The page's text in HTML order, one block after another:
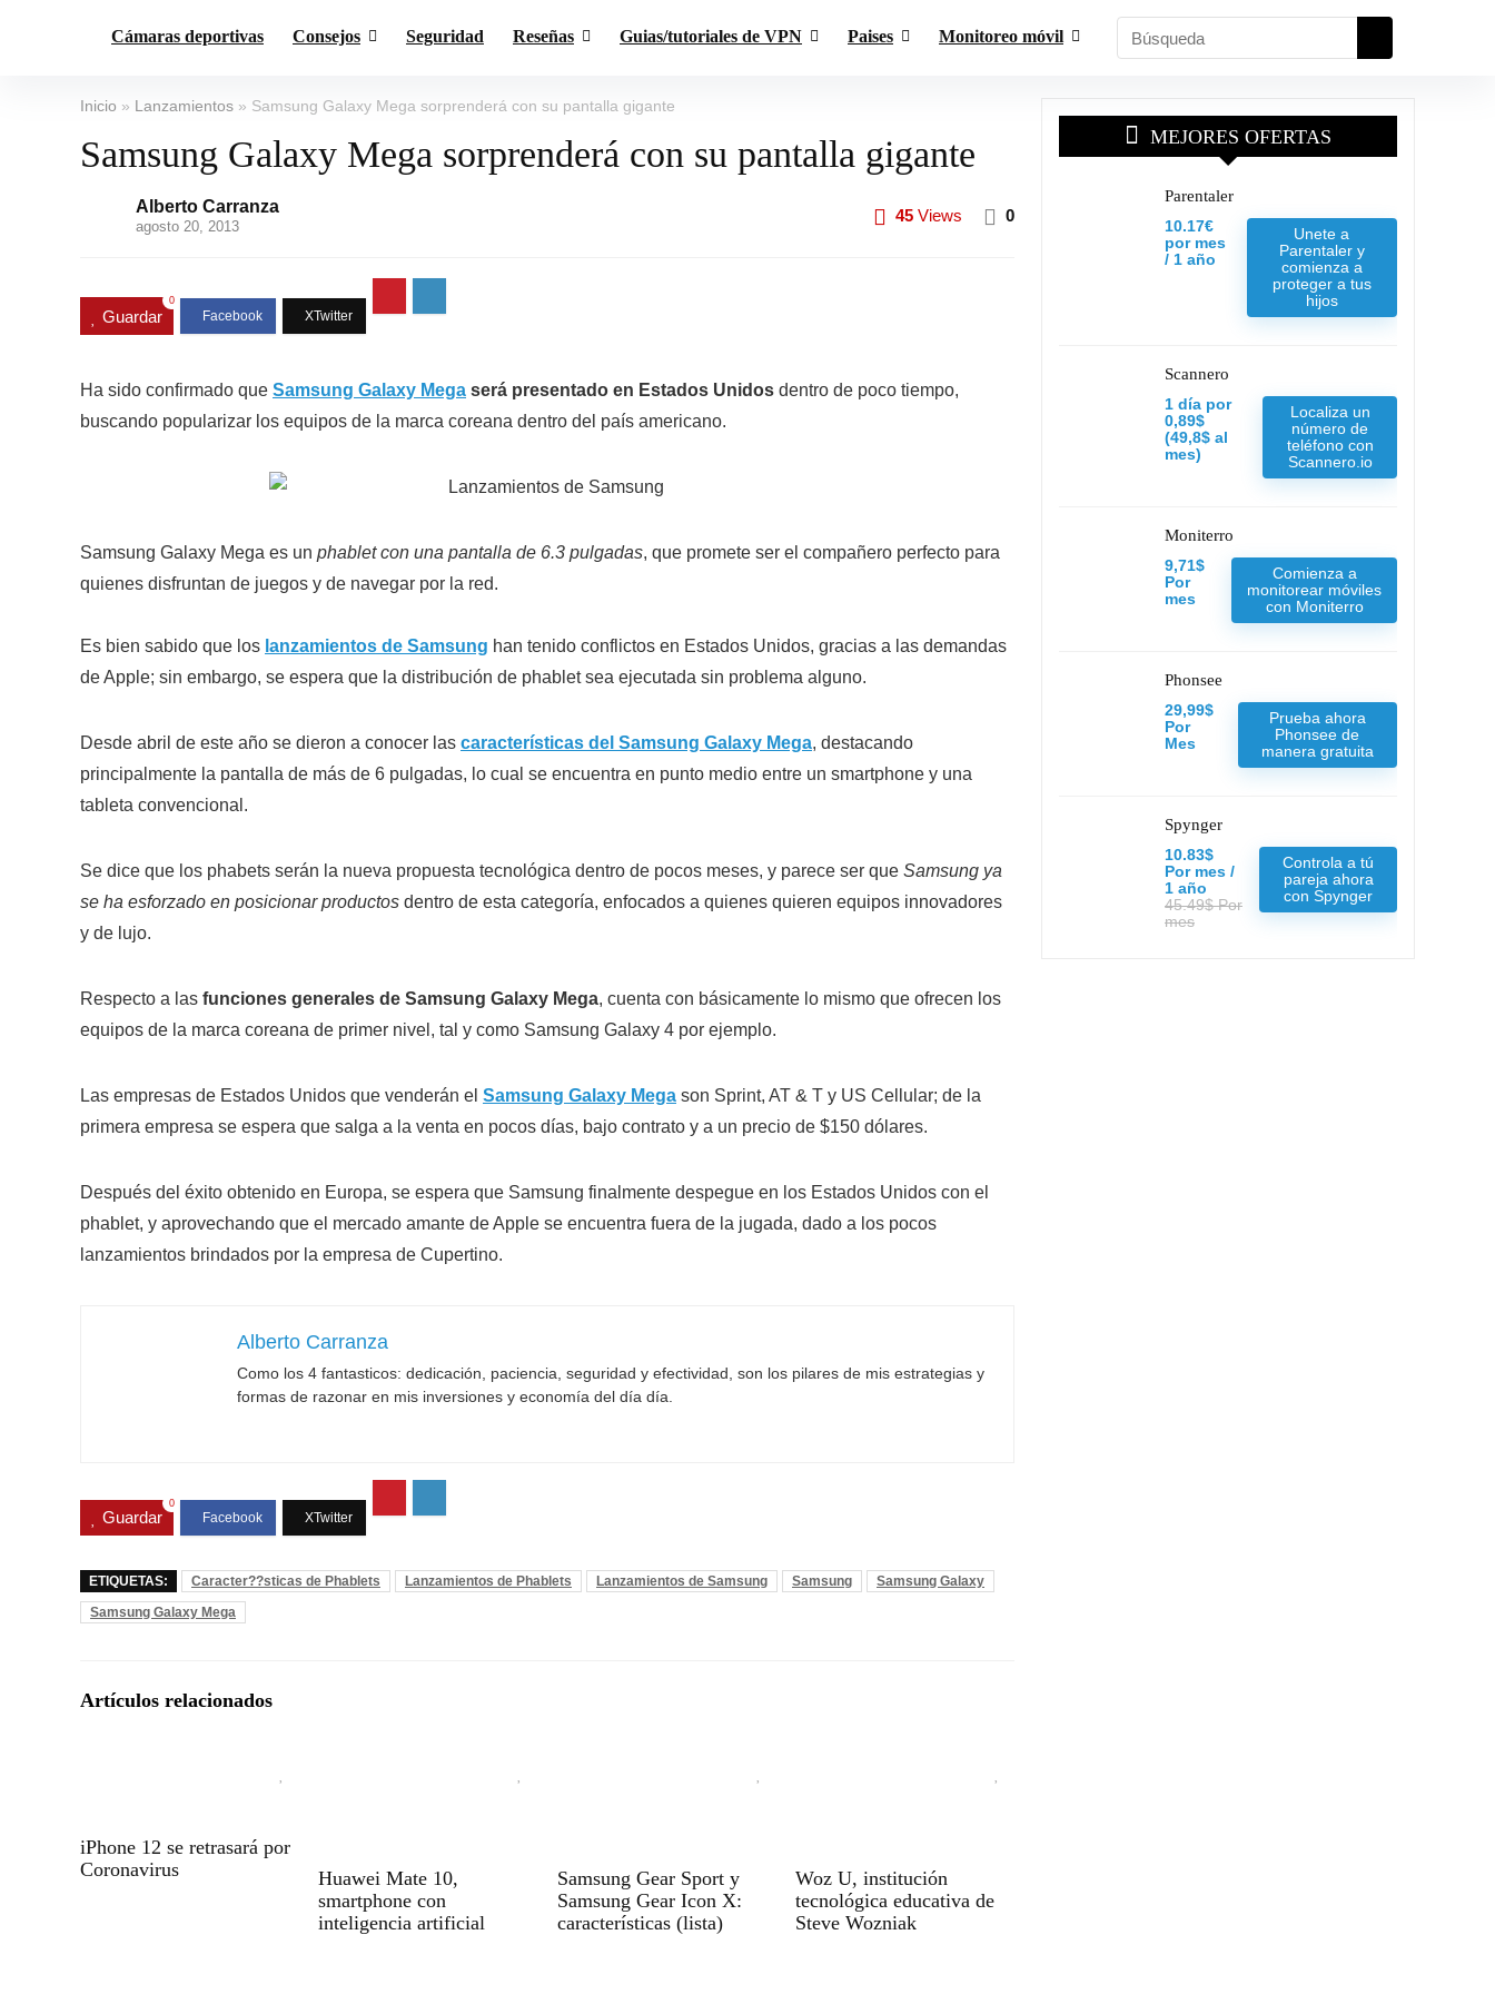
Cámaras deportivas Consejos Seguridad Reseñas Guias/tutoriales de VPN Paises Monitoreo móvil
Inicio » Lanzamientos » Samsung Galaxy Mega sorprenderá con su pantalla gigante
Samsung Galaxy Mega sorprenderá con su pantalla gigante
Alberto Carranza
agosto 20, 2013
45 Views 0
Guardar
0
Ha sido confirmado que Samsung Galaxy Mega será presentado en Estados Unidos dentro de poco tiempo,
buscando popularizar los equipos de la marca coreana dentro del país americano.
Samsung Galaxy Mega es un phablet con una pantalla de 6.3 pulgadas, que promete ser el compañero perfecto para
quienes disfruntan de juegos y de navegar por la red.
Es bien sabido que los lanzamientos de Samsung han tenido conflictos en Estados Unidos, gracias a las demandas
de Apple; sin embargo, se espera que la distribución de phablet sea ejecutada sin problema alguno.
Desde abril de este año se dieron a conocer las características del Samsung Galaxy Mega, destacando
principalmente la pantalla de más de 6 pulgadas, lo cual se encuentra en punto medio entre un smartphone y una
tableta convencional.
Se dice que los phabets serán la nueva propuesta tecnológica dentro de pocos meses, y parece ser que Samsung ya
se ha esforzado en posicionar productos dentro de esta categoría, enfocados a quienes quieren equipos innovadores
y de lujo.
Respecto a las funciones generales de Samsung Galaxy Mega, cuenta con básicamente lo mismo que ofrecen los
equipos de la marca coreana de primer nivel, tal y como Samsung Galaxy 4 por ejemplo.
Las empresas de Estados Unidos que venderán el Samsung Galaxy Mega son Sprint, AT & T y US Cellular; de la
primera empresa se espera que salga a la venta en pocos días, bajo contrato y a un precio de $150 dólares.
Después del éxito obtenido en Europa, se espera que Samsung finalmente despegue en los Estados Unidos con el
phablet, y aprovechando que el mercado amante de Apple se encuentra fuera de la jugada, dado a los pocos
lanzamientos brindados por la empresa de Cupertino.
Alberto Carranza
Como los 4 fantasticos: dedicación, paciencia, seguridad y efectividad, son los pilares de mis estrategias y
formas de razonar en mis inversiones y economía del día día.
Guardar
0
ETIQUETAS: Caracter??sticas de Phablets Lanzamientos de Phablets Lanzamientos de Samsung Samsung
Samsung Galaxy
Samsung Galaxy Mega
Artículos relacionados
iPhone 12 se retrasará por
Coronavirus
Huawei Mate 10,
smartphone con
inteligencia artificial
Samsung Gear Sport y
Samsung Gear Icon X:
características (lista)
Woz U, institución
tecnológica educativa de
Steve Wozniak
MEJORES OFERTAS
Parentaler
10.17€
por mes
/ 1 año
Unete a
Parentaler y
comienza a
proteger a tus
hijos
Scannero
1 día por
0,89$
(49,8$ al
mes)
Localiza un
número de
teléfono con
Scannero.io
Moniterro
9,71$
Por
mes
Comienza a
monitorear móviles
con Moniterro
Phonsee
29,99$
Por
Mes
Prueba ahora
Phonsee de
manera gratuita
Spynger
10.83$
Por mes /
1 año
45.49$ Por
mes
Controla a tú
pareja ahora
con Spynger